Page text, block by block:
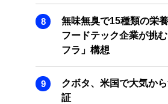
無味無臭で15種類の栄
フードテック企業が挑
フラ」構想
クボタ、米国で大気か
証